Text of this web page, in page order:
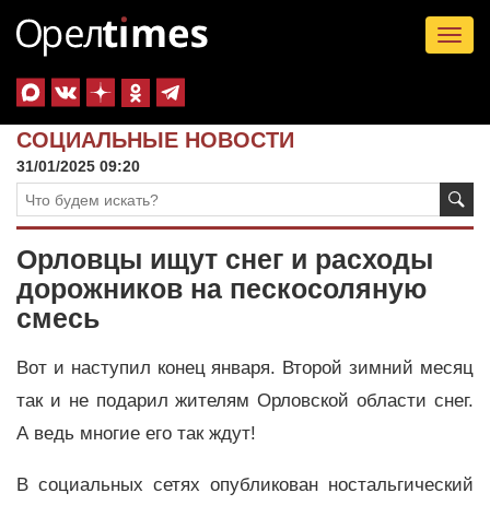
СОЦИАЛЬНЫЕ НОВОСТИ
31/01/2025 09:20
Орловцы ищут снег и расходы
дорожников на пескосоляную
смесь
Вот и наступил конец января. Второй зимний месяц
так и не подарил жителям Орловской области снег.
А ведь многие его так ждут!
В социальных сетях опубликован ностальгический